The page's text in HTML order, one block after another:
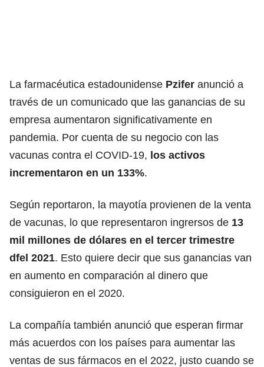
La farmacéutica estadounidense Pzifer anunció a
través de un comunicado que las ganancias de su
empresa aumentaron significativamente en
pandemia. Por cuenta de su negocio con las
vacunas contra el COVID-19, los activos
incrementaron en un 133%.
Según reportaron, la mayotía provienen de la venta
de vacunas, lo que representaron ingrersos de 13
mil millones de dólares en el tercer trimestre
dfel 2021. Esto quiere decir que sus ganancias van
en aumento en comparación al dinero que
consiguieron en el 2020.
La compañía también anunció que esperan firmar
más acuerdos con los países para aumentar las
ventas de sus fármacos en el 2022, justo cuando se